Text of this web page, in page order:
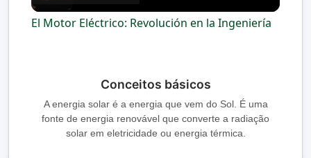
y
V
El Motor Eléctrico: Revolución en la Ingeniería
Conceitos básicos
A energia solar é a energia que vem do Sol. É uma
fonte de energia renovável que converte a radiação
solar em eletricidade ou energia térmica.